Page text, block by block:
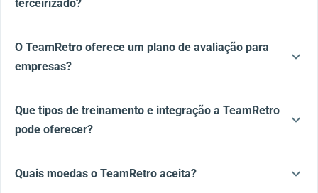
terceirizado?
O TeamRetro oferece um plano de avaliação para
empresas?
Que tipos de treinamento e integração a TeamRetro
pode oferecer?
Quais moedas o TeamRetro aceita?